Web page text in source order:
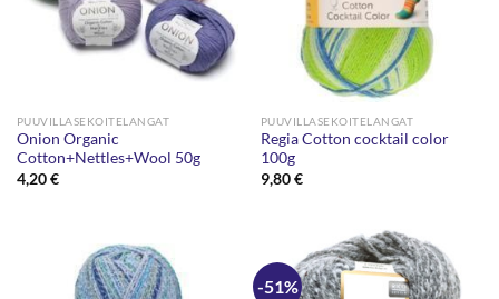
PUUVILLASEKOITELANGAT
Onion Organic
Cotton+Nettles+Wool 50g
4,20€
PUUVILLASEKOITELANGAT
Regia Cotton cocktail color
100g
9,80€
-51%